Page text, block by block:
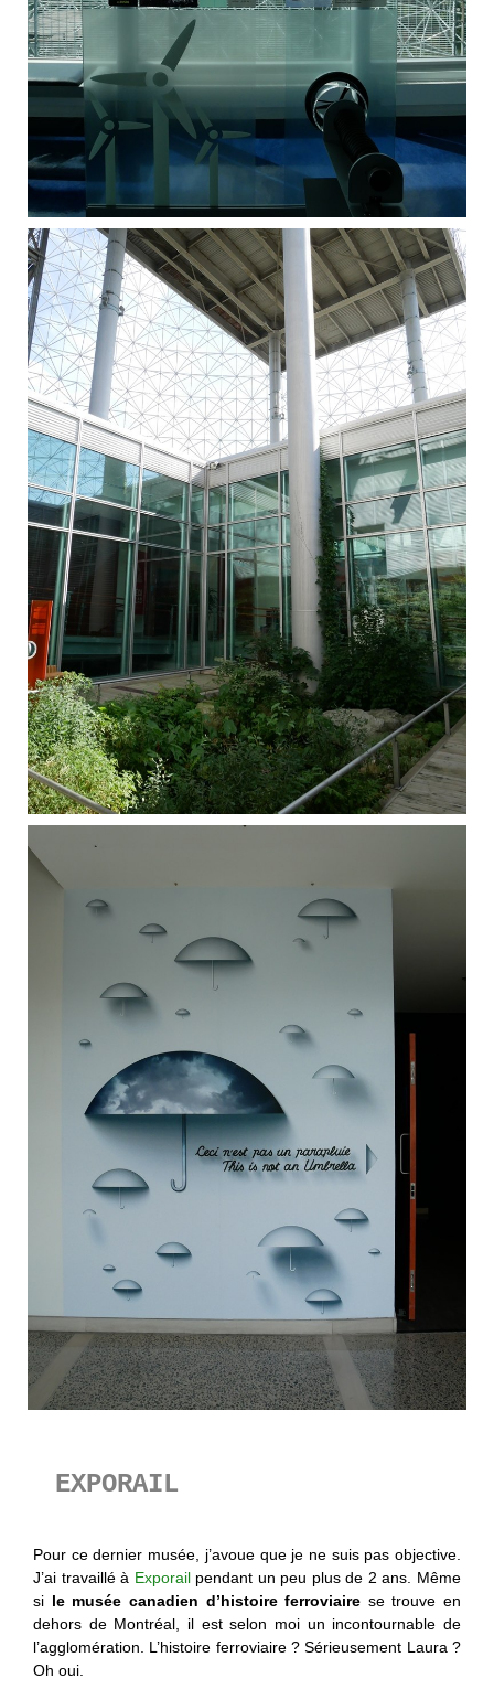
EXPORAIL
Pour ce dernier musée, j’avoue que je ne suis pas objective.
J’ai travaillé à Exporailpendant un peu plus de 2 ans. Même
si le musée canadien d’histoire ferroviaire se trouve en
dehors de Montréal, il est selon moi un incontournable de
l’agglomération. L’histoire ferroviaire ? Sérieusement Laura ?
Oh oui.